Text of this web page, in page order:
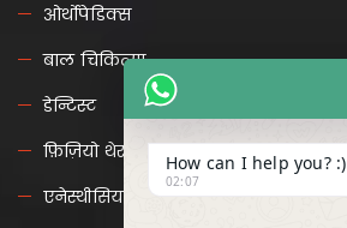
ओर्थोपेडिक्स
बाल चिकित्सा
डेन्टिस्ट
फ़िज़ियो थेरापी
एनेस्थीसिया
How can I help you? :)
02:07